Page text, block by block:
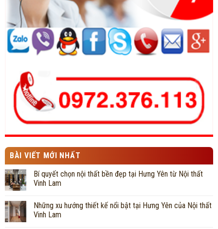
BÀI VIẾT MỚI NHẤT
Bí quyết chọn nội thất bền đẹp tại Hưng Yên từ Nội thất
Vinh Lam
Những xu hướng thiết kế nổi bật tại Hưng Yên của Nội thất
Vinh Lam